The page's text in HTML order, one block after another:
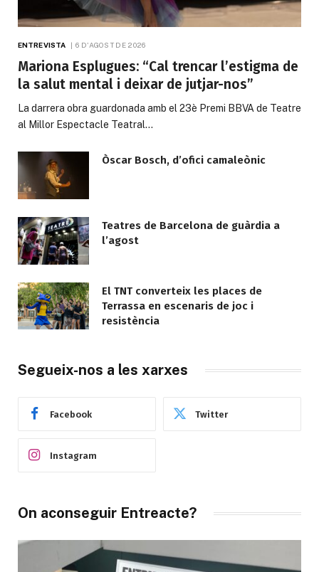
ENTREVISTA 6 D'AGOST DE 2026
Mariona Esplugues: “Cal trencar l’estigma de
la salut mental i deixar de jutjar-nos”
La darrera obra guardonada amb el 23è Premi BBVA de Teatre
al Millor Espectacle Teatral…
Òscar Bosch, d’ofici camaleònic
Teatres de Barcelona de guàrdia a
l’agost
El TNT converteix les places de
Terrassa en escenaris de joc i
resistència
Segueix-nos a les xarxes
Facebook Twitter
Instagram
On aconseguir Entreacte?